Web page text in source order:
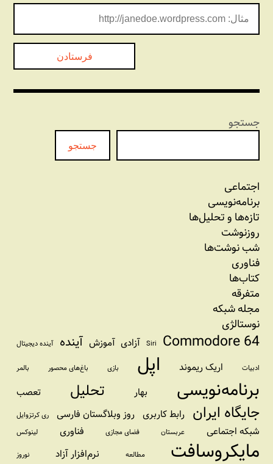
جستجو
جستجو
اجتماعی
برنامه‏‌نویسی
تازه‌‌ها و تحلیل‌ها
روزنوشت
شب نوشت‌ها
فناوری
کتاب‌ها
متفرقه
مجله شبکه
نوستالژی
Commodore 64
Siri آزادی آموزش آینده آینده دیجیتال
ادبیات اریک ریموند اپل بازی باغ‌های محصور بالمر
برنامه‌نویسی بهار تحلیل تعصب
جایگاه ایران رابط کاربری روز وبلاگستان فارسی ری کرتزوایل
شبکه اجتماعی عربستان فضای مجازی فناوری لینوکس
مایکروسافت مطالعه نرم‌افزار آزاد نوروز